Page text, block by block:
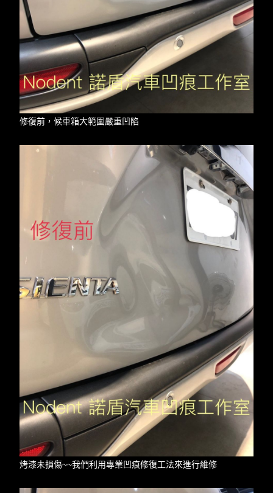
修復前，候車箱大範圍嚴重凹陷
烤漆未損傷~~我們利用專業凹痕修復工法來進行維修